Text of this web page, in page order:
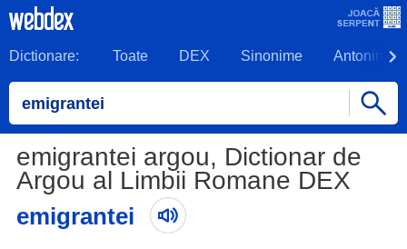
Dictionare: Toate DEX Sinonime Antonime
emigrantei argou, Dictionar de
Argou al Limbii Romane DEX
emigrantei